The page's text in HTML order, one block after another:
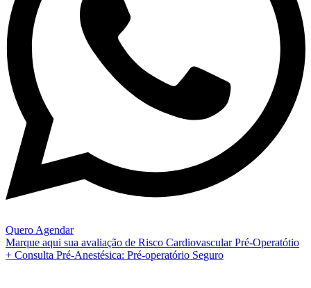
Quero Agendar
Marque aqui sua avaliação de Risco Cardiovascular Pré-Operatótio
+ Consulta Pré-Anestésica: Pré-operatório Seguro